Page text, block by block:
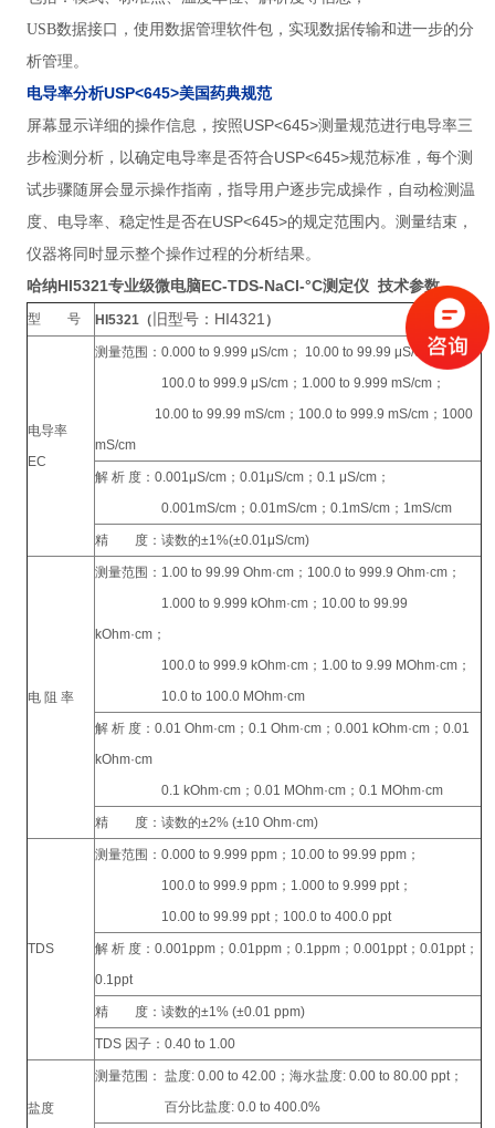
USB数据接口，使用数据管理软件包，实现数据传输和进一步的分
析管理。
电导率分析USP<645>美国药典规范
屏幕显示详细的操作信息，按照USP<645>测量规范进行电导率三
步检测分析，以确定电导率是否符合USP<645>规范标准，每个测
试步骤随屏会显示操作指南，指导用户逐步完成操作，自动检测温
度、电导率、稳定性是否在USP<645>的规定范围内。测量结束，
仪器将同时显示整个操作过程的分析结果。
哈纳HI5321专业级微电脑EC-TDS-NaCI-°C测定仪 技术参数
型 号 HI5321（ 旧型号：HI4321 ）
电导率
EC
测量范围：0.000 to 9.999 μS/cm； 10.00 to 99.99 μS/cm；
100.0 to 999.9 μS/cm；1.000 to 9.999 mS/cm；
10.00 to 99.99 mS/cm；100.0 to 999.9 mS/cm；1000
mS/cm
解 析 度：0.001μS/cm；0.01μS/cm；0.1 μS/cm；
0.001mS/cm；0.01mS/cm；0.1mS/cm；1mS/cm
精 度：读数的±1%(±0.01μS/cm)
电 阻 率
测量范围：1.00 to 99.99 Ohm·cm；100.0 to 999.9 Ohm·cm；
1.000 to 9.999 kOhm·cm；10.00 to 99.99
kOhm·cm；
100.0 to 999.9 kOhm·cm；1.00 to 9.99 MOhm·cm；
10.0 to 100.0 MOhm·cm
解 析 度：0.01 Ohm·cm；0.1 Ohm·cm；0.001 kOhm·cm；0.01
kOhm·cm
0.1 kOhm·cm；0.01 MOhm·cm；0.1 MOhm·cm
精 度：读数的±2% (±10 Ohm·cm)
TDS
测量范围：0.000 to 9.999 ppm；10.00 to 99.99 ppm；
100.0 to 999.9 ppm；1.000 to 9.999 ppt；
10.00 to 99.99 ppt；100.0 to 400.0 ppt
解 析 度：0.001ppm；0.01ppm；0.1ppm；0.001ppt；0.01ppt；
0.1ppt
精 度：读数的±1% (±0.01 ppm)
TDS 因子：0.40 to 1.00
盐度
测量范围： 盐度: 0.00 to 42.00；海水盐度: 0.00 to 80.00 ppt；
百分比盐度: 0.0 to 400.0%